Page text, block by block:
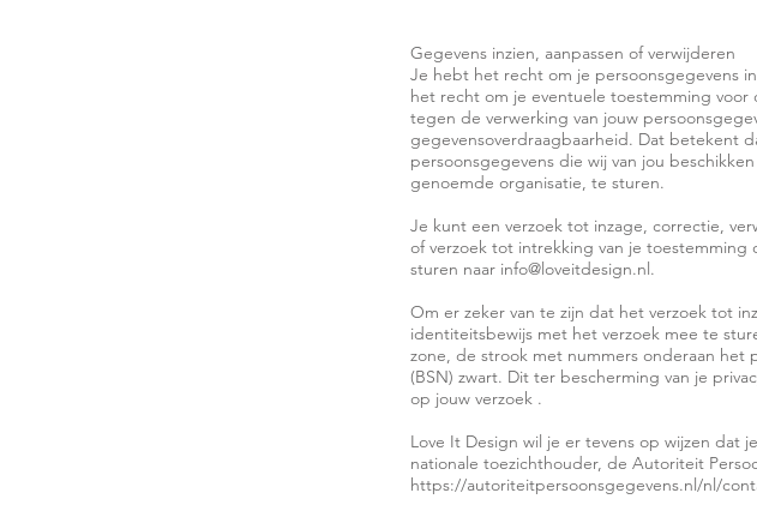
Gegevens inzien, aanpassen of verwijderen
Je hebt het recht om je persoonsgegevens
het recht om je eventuele toestemming
tegen de verwerking van jouw
gegevensoverdraagbaarheid. Dat betekent
persoonsgegevens die wij van jou
genoemde organisatie, te sturen.
Je kunt een verzoek tot inzage, correctie,
of verzoek tot intrekking van je toestemming
sturen naar info@loveitdesign.nl.
Om er zeker van te zijn dat het verzoek tot
identiteitsbewijs met het verzoek mee te
zone, de strook met nummers onderaan het
(BSN) zwart. Dit ter bescherming van je
op jouw verzoek .
Love It Design wil je er tevens op wijzen
nationale toezichthouder, de Autoriteit
https://autoriteitpersoonsgegevens.nl/nl/